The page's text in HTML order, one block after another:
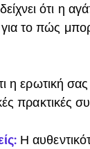
ότι η
το πώς
η ερωτική
Η